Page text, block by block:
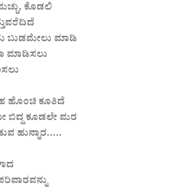
ಕೊಡಲಿ
ಬುಡಮೇಲು ಮಾಡಿ
ಮಾಡಿಸಲು
ಹೊಂಚಿ ಕೂತಿದೆ
ಕೂಡಲೇ ಮರ
ಹುನ್ನಾರ…..